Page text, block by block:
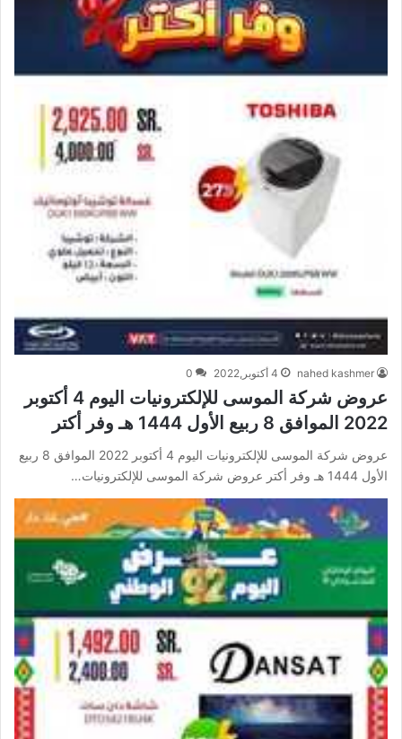
nahed kashmer 4 أكتوبر,2022 0
عروض شركة الموسى للإلكترونيات اليوم 4 أكتوبر
2022 الموافق 8 ربيع الأول 1444 هـ وفر أكتر
عروض شركة الموسى للإلكترونيات اليوم 4 أكتوبر 2022 الموافق 8 ربيع
الأول 1444 هـ وفر أكتر عروض شركة الموسى للإلكترونيات…